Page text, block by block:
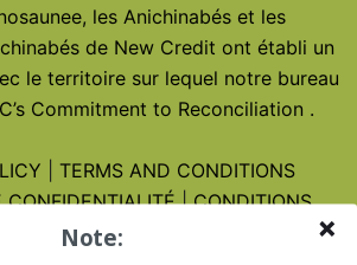
les Anichinabés et les
de New Credit ont établi un
le territoire sur lequel notre bureau
Commitment to Reconciliation .
TERMS AND CONDITIONS
CONFIDENTIALITÉ |CONDITIONS
D’UTILISATION
Note: